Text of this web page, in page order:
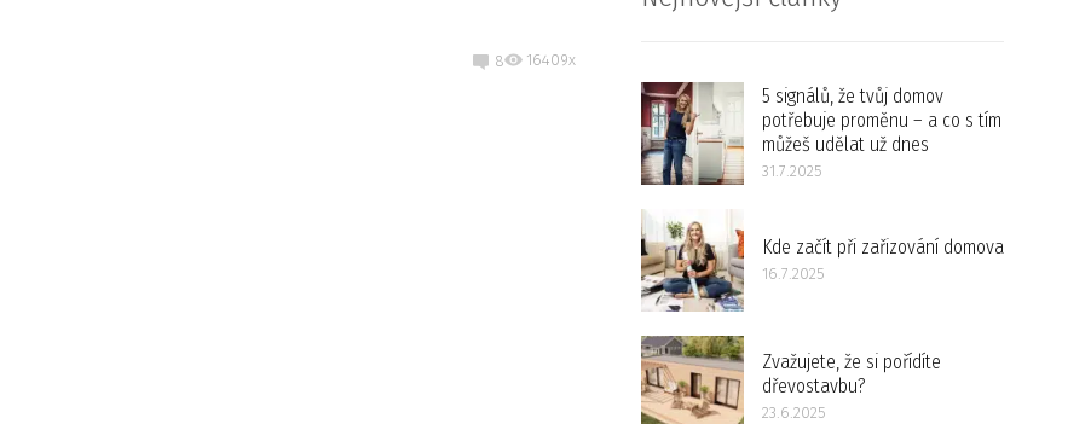
8 16409x
5 signálů, že tvůj domov
potřebuje proměnu – a co s tím
můžeš udělat už dnes
31.7.2025
Kde začít při zařizování domova
16.7.2025
Zvažujete, že si pořídíte
dřevostavbu?
23.6.2025